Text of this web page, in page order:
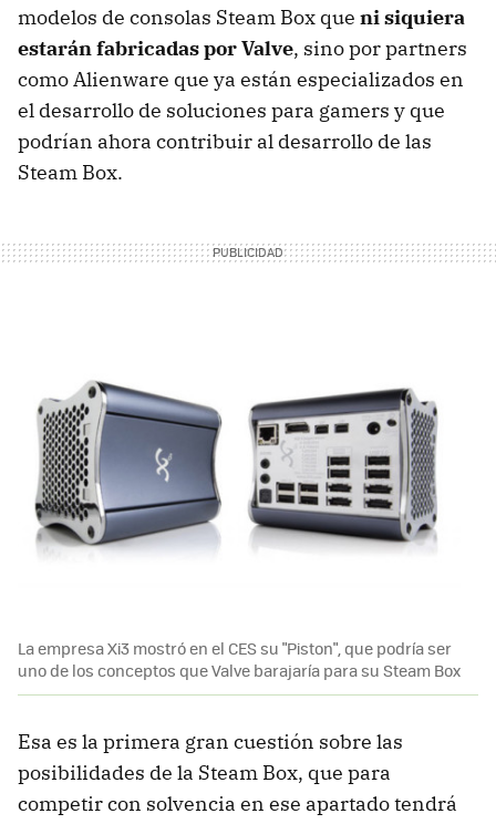
modelos de consolas Steam Box que ni siquiera
estarán fabricadas por Valve, sino por partners
como Alienware que ya están especializados en
el desarrollo de soluciones para gamers y que
podrían ahora contribuir al desarrollo de las
Steam Box.
La empresa Xi3 mostró en el CES su "Piston", que podría ser
uno de los conceptos que Valve barajaría para su Steam Box
Esa es la primera gran cuestión sobre las
posibilidades de la Steam Box, que para
competir con solvencia en ese apartado tendrá